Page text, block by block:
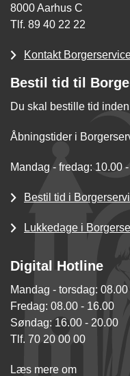
8000 Aarhus C
Tlf. 89 40 22 22
Kontakt
Bestil tid til
Du skal bestille tid
Åbningstider i
Mandag - fredag: 10.00
Bestil tid i
Lukkedage i
Digital Hotline
Mandag - torsdag:
Fredag: 08.00 - 16.00
Søndag: 16.00 - 20.00
Tlf. 70 20 00 00
Læs mere om